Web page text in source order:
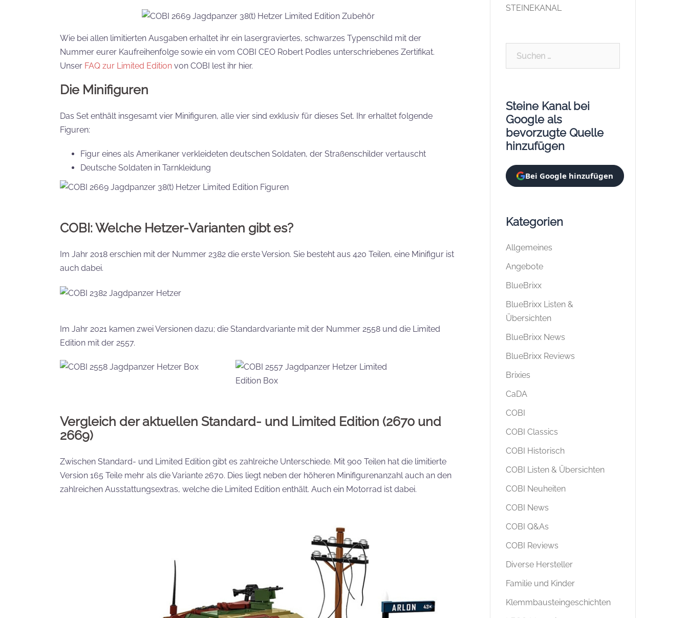
Wie bei allen limitierten Ausgaben erhaltet ihr ein lasergraviertes, schwarzes Typenschild mit der
Nummer eurer Kaufreihenfolge sowie ein vom COBI CEO Robert Podles unterschriebenes Zertifikat.
Unser FAQ zur Limited Edition von COBI lest ihr hier.
Die Minifiguren
Das Set enthält insgesamt vier Minifiguren, alle vier sind exklusiv für dieses Set. Ihr erhaltet folgende
Figuren:
Figur eines als Amerikaner verkleideten deutschen Soldaten, der Straßenschilder vertauscht
Deutsche Soldaten in Tarnkleidung
COBI: Welche Hetzer-Varianten gibt es?
Im Jahr 2018 erschien mit der Nummer 2382 die erste Version. Sie besteht aus 420 Teilen, eine Minifigur ist
auch dabei.
Im Jahr 2021 kamen zwei Versionen dazu; die Standardvariante mit der Nummer 2558 und die Limited
Edition mit der 2557.
Vergleich der aktuellen Standard- und Limited Edition (2670 und
2669)
Zwischen Standard- und Limited Edition gibt es zahlreiche Unterschiede. Mit 900 Teilen hat die limitierte
Version 165 Teile mehr als die Variante 2670. Dies liegt neben der höheren Minifigurenanzahl auch an den
zahlreichen Ausstattungsextras, welche die Limited Edition enthält. Auch ein Motorrad ist dabei.
STEINEKANAL
Steine Kanal bei
Google als
bevorzugte Quelle
hinzufügen
Bei Google hinzufügen
Kategorien
Allgemeines
Angebote
BlueBrixx
BlueBrixx Listen &
Übersichten
BlueBrixx News
BlueBrixx Reviews
Brixies
CaDA
COBI
COBI Classics
COBI Historisch
COBI Listen & Übersichten
COBI Neuheiten
COBI News
COBI Q&As
COBI Reviews
Diverse Hersteller
Familie und Kinder
Klemmbausteingeschichten